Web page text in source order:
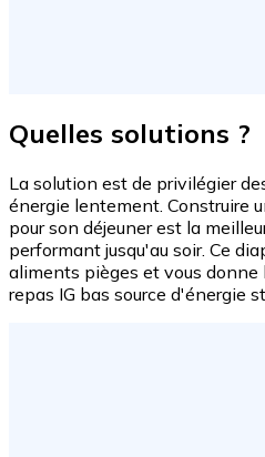
Quelles solutions ?
La solution est de privilégier
énergie lentement. Construire
pour son déjeuner est la
performant jusqu'au soir. Ce
aliments pièges et vous donne
repas IG bas source d'énergie